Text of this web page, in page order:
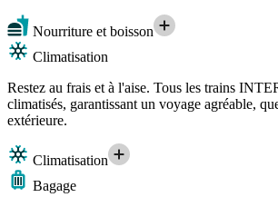
Nourriture et boisson
Climatisation
Restez au frais et à l'aise. Tous les trains
climatisés, garantissant un voyage agréable,
extérieure.
Climatisation
Bagage